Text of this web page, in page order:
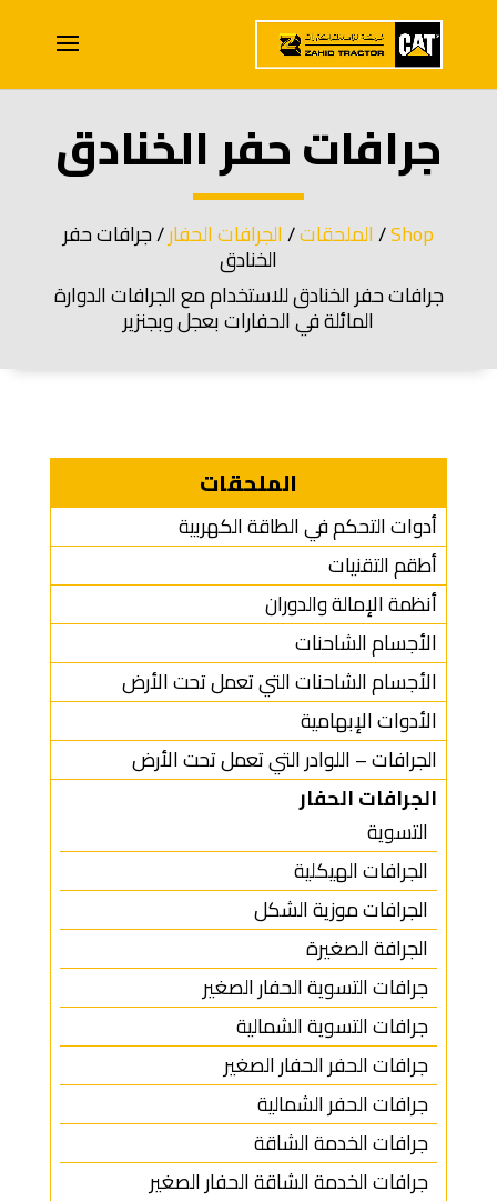
جرافات حفر الخنادق
Shop
/الملحقات/الجرافات الحفار/ جرافات حفر
الخنادق
جرافات حفر الخنادق للاستخدام مع الجرافات الدوارة
المائلة في الحفارات بعجل وبجنزير
الملحقات
أدوات التحكم في الطاقة الكهربية
أطقم التقنيات
أنظمة الإمالة والدوران
الأجسام الشاحنات
الأجسام الشاحنات التي تعمل تحت الأرض
الأدوات الإبهامية
الجرافات – اللوادر التي تعمل تحت الأرض
الجرافات الحفار
التسوية
الجرافات الهيكلية
الجرافات موزية الشكل
الجرافة الصغيرة
جرافات التسوية الحفار الصغير
جرافات التسوية الشمالية
جرافات الحفر الحفار الصغير
جرافات الحفر الشمالية
جرافات الخدمة الشاقة
جرافات الخدمة الشاقة الحفار الصغير